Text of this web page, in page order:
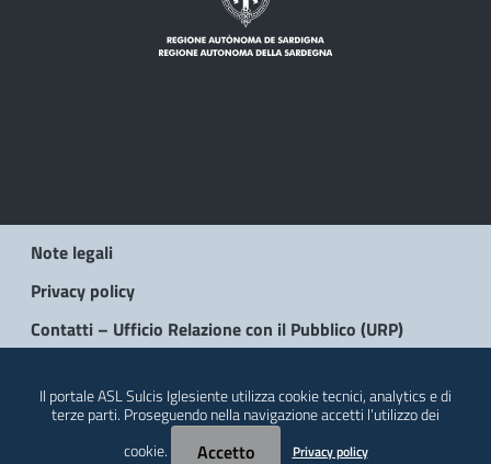
Note legali
Privacy policy
Contatti – Ufficio Relazione con il Pubblico (URP)
© 2026 Regione Autonoma della Sardegna
Il portale ASL Sulcis Iglesiente utilizza cookie tecnici, analytics e di
terze parti. Proseguendo nella navigazione accetti l’utilizzo dei
cookie.
Accetto Privacy policy